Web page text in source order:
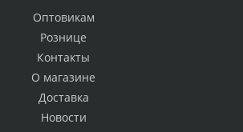
Оптовикам
Рознице
Контакты
О магазине
Доставка
Новости